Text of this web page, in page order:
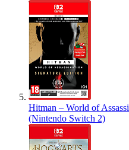
Hitman – World of
(Nintendo Switch 2)